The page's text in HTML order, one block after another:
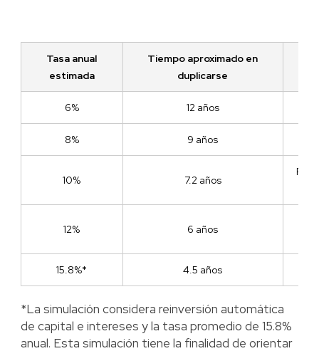
Tasa anual
estimada
Tiempo aproximado en
duplicarse
6% 12 años
8% 9 años
10% 7.2 años
12% 6 años
15.8%* 4.5 años
*La simulación considera reinversión automática
de capital e intereses y la tasa promedio de 15.8%
anual. Esta simulación tiene la finalidad de orientar